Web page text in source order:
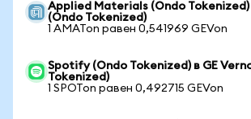
Applied Materials (Ondo Tokenized)
(Ondo Tokenized)
1 AMATon равен 0,541969 GEVon
Spotify (Ondo Tokenized) в GE
Tokenized)
1 SPOTon равен 0,492715 GEVon